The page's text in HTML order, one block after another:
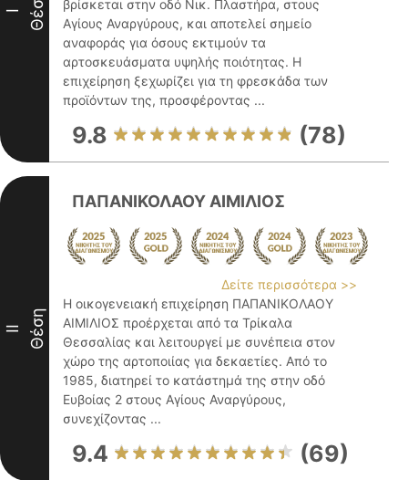
I Θέση
βρίσκεται στην οδό Νικ. Πλαστήρα, στους
Αγίους Αναργύρους, και αποτελεί σημείο
αναφοράς για όσους εκτιμούν τα
αρτοσκευάσματα υψηλής ποιότητας. Η
επιχείρηση ξεχωρίζει για τη φρεσκάδα των
προϊόντων της, προσφέροντας ...
9.8 (78)
II Θέση
ΠΑΠΑΝΙΚΟΛΑΟΥ ΑΙΜΙΛΙΟΣ
Δείτε περισσότερα >>
Η οικογενειακή επιχείρηση ΠΑΠΑΝΙΚΟΛΑΟΥ
ΑΙΜΙΛΙΟΣ προέρχεται από τα Τρίκαλα
Θεσσαλίας και λειτουργεί με συνέπεια στον
χώρο της αρτοποιίας για δεκαετίες. Από το
1985, διατηρεί το κατάστημά της στην οδό
Ευβοίας 2 στους Αγίους Αναργύρους,
συνεχίζοντας ...
9.4 (69)